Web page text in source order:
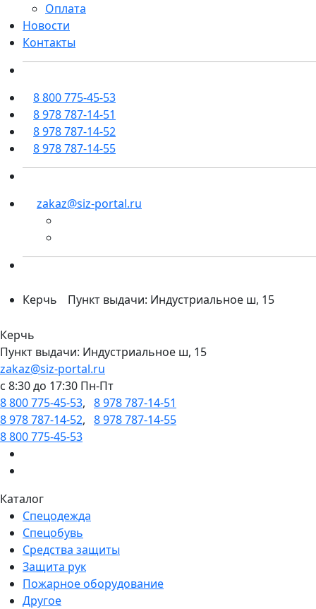
Оплата
Новости
Контакты
8 800 775-45-53
8 978 787-14-51
8 978 787-14-52
8 978 787-14-55
zakaz@siz-portal.ru
Керчь Пункт выдачи: Индустриальное ш, 15
Керчь
Пункт выдачи: Индустриальное ш, 15
zakaz@siz-portal.ru
c 8:30 до 17:30 Пн-Пт
8 800 775-45-53, 8 978 787-14-51
8 978 787-14-52, 8 978 787-14-55
8 800 775-45-53
Каталог
Спецодежда
Спецобувь
Средства защиты
Защита рук
Пожарное оборудование
Другое